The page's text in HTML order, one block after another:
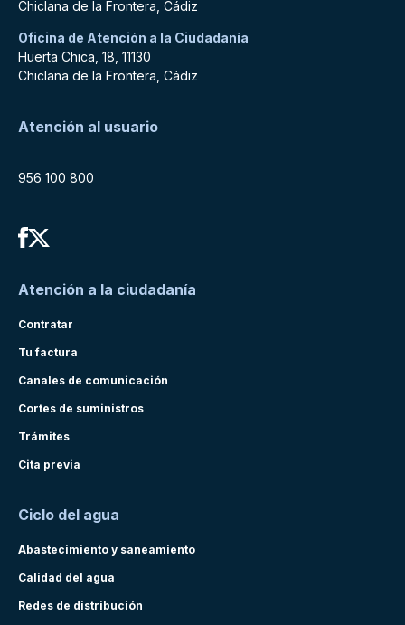
Chiclana de la Frontera, Cádiz
Oficina de Atención a la Ciudadanía
Huerta Chica, 18, 11130
Chiclana de la Frontera, Cádiz
Atención al usuario
956 100 800
Atención a la ciudadanía
Contratar
Tu factura
Canales de comunicación
Cortes de suministros
Trámites
Cita previa
Ciclo del agua
Abastecimiento y saneamiento
Calidad del agua
Redes de distribución